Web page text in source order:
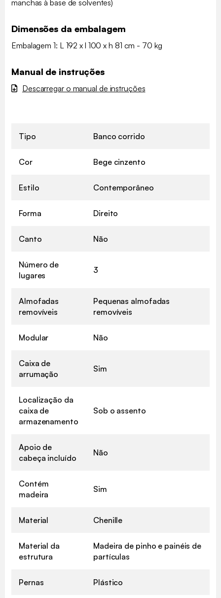
manchas à base de solventes)
Dimensões da embalagem
Embalagem 1: L 192 x l 100 x h 81 cm - 70 kg
Manual de instruções
Descarregar o manual de instruções
Tipo Banco corrido
Cor Bege cinzento
Estilo Contemporâneo
Forma Direito
Canto Não
Número de
lugares
3
Almofadas
removíveis
Pequenas almofadas
removíveis
Modular Não
Caixa de
arrumação
Sim
Localização da
caixa de
armazenamento
Sob o assento
Apoio de
cabeça incluído
Não
Contém
madeira
Sim
Material Chenille
Material da
estrutura
Madeira de pinho e painéis de
partículas
Pernas Plástico